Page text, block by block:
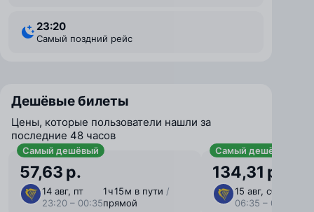
23:20
Самый поздний рейс
Дешёвые билеты
Цены, которые пользователи нашли за
последние 48 часов
Самый дешёвый
57,63 р.
14 авг, пт
23:20 – 00:35
1 ⁠ч 15 ⁠м в пути /
прямой
Самый дешёвый с
134,31 р.
15 авг, сб
06:35 – 07:50